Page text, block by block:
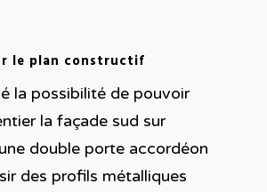
le plan constructif
la possibilité de pouvoir
la façade sud sur
double porte accordéon
des profils métalliques